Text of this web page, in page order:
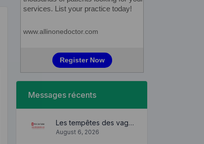
Messages récents
Les tempêtes des vagues
August 6, 2026